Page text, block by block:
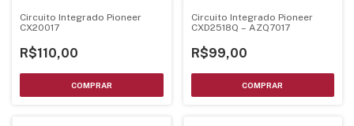
Circuito Integrado Pioneer
CX20017
R$110,00
Circuito Integrado Pioneer
CXD2518Q – AZQ7017
R$99,00